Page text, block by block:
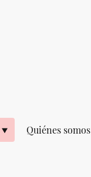
Quiénes somos